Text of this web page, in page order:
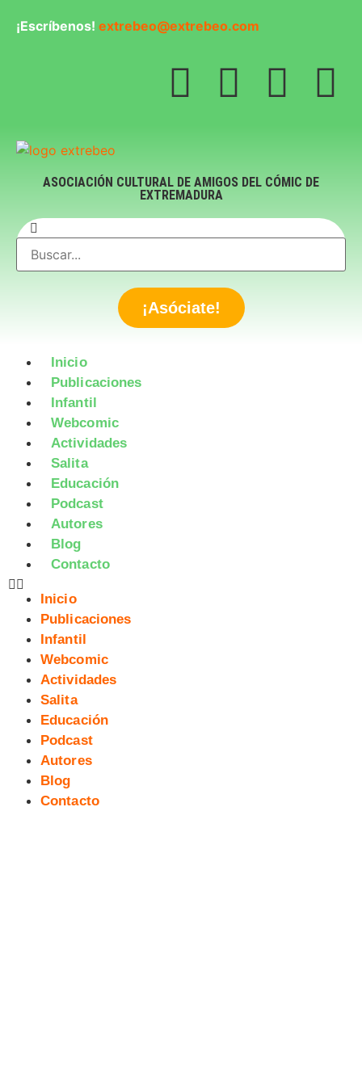
¡Escríbenos! extrebeo@extrebeo.com
ASOCIACIÓN CULTURAL DE AMIGOS DEL CÓMIC DE
EXTREMADURA
¡Asóciate!
Inicio
Publicaciones
Infantil
Webcomic
Actividades
Salita
Educación
Podcast
Autores
Blog
Contacto
Inicio
Publicaciones
Infantil
Webcomic
Actividades
Salita
Educación
Podcast
Autores
Blog
Contacto